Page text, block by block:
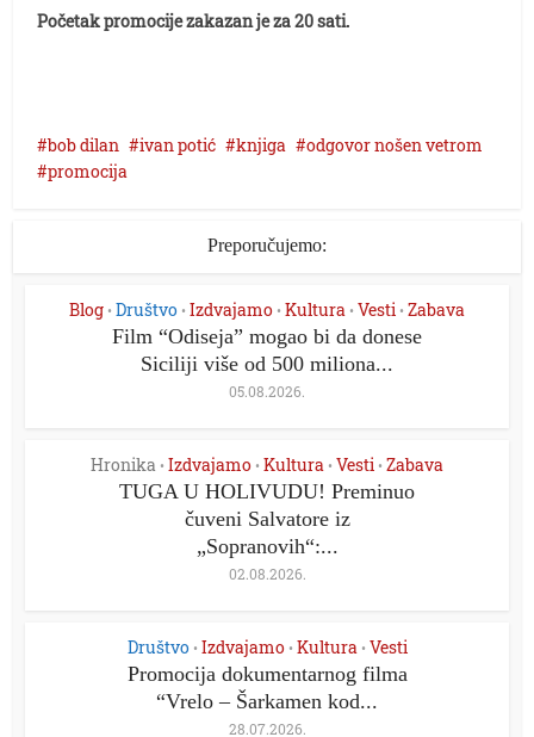
Početak promocije zakazan je za 20 sati.
bob dilan ivan potić knjiga
odgovor nošen vetrom
promocija
Preporučujemo:
Blog • Društvo • Izdvajamo • Kultura • Vesti • Zabava
Film “Odiseja” mogao bi da donese
Siciliji više od 500 miliona...
05.08.2026.
Hronika • Izdvajamo • Kultura • Vesti • Zabava
TUGA U HOLIVUDU! Preminuo
čuveni Salvatore iz
„Sopranovih“:...
02.08.2026.
Društvo • Izdvajamo • Kultura • Vesti
Promocija dokumentarnog filma
“Vrelo – Šarkamen kod...
28.07.2026.